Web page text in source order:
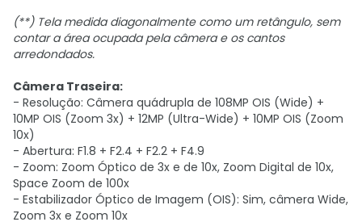
(**) Tela medida diagonalmente como um retângulo, sem
contar a área ocupada pela câmera e os cantos
arredondados.
Câmera Traseira:
- Resolução: Câmera quádrupla de 108MP OIS (Wide) +
10MP OIS (Zoom 3x) + 12MP (Ultra-Wide) + 10MP OIS (Zoom
10x)
- Abertura: F1.8 + F2.4 + F2.2 + F4.9
- Zoom: Zoom Óptico de 3x e de 10x, Zoom Digital de 10x,
Space Zoom de 100x
- Estabilizador Óptico de Imagem (OIS): Sim, câmera Wide,
Zoom 3x e Zoom 10x